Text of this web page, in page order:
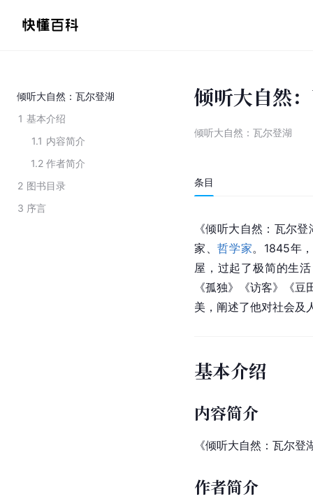
倾听大自然：瓦尔登湖
1 基本介绍
1.1 内容简介
1.2 作者简介
2 图书目录
3 序言
倾听大自然
倾听大自然：瓦尔登湖
条目
《倾听大自然：瓦尔
家、哲学家。1845年
屋，过起了极简的生
《孤独》《访客》《
美，阐述了他对社会及
基本介绍
内容简介
《倾听大自然：瓦尔登
作者简介